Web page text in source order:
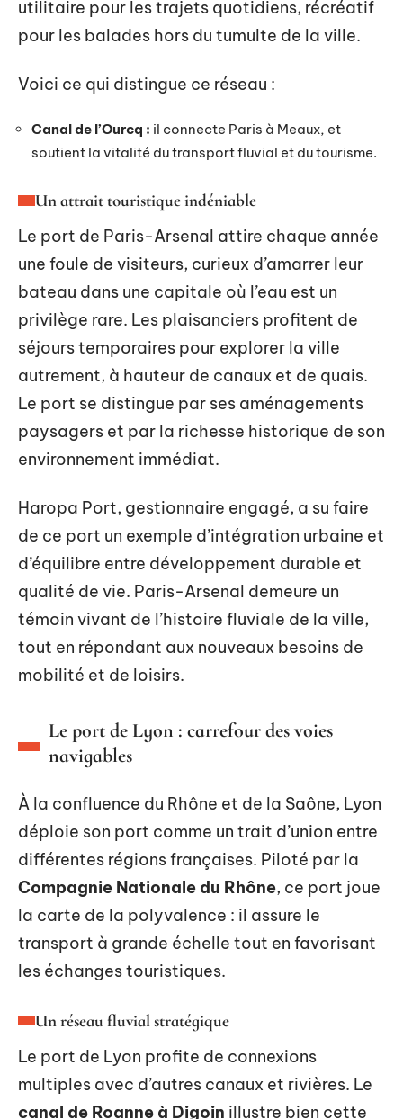
utilitaire pour les trajets quotidiens, récréatif
pour les balades hors du tumulte de la ville.
Voici ce qui distingue ce réseau :
Canal de l’Ourcq : il connecte Paris à Meaux, et
soutient la vitalité du transport fluvial et du tourisme.
Un attrait touristique indéniable
Le port de Paris-Arsenal attire chaque année
une foule de visiteurs, curieux d’amarrer leur
bateau dans une capitale où l’eau est un
privilège rare. Les plaisanciers profitent de
séjours temporaires pour explorer la ville
autrement, à hauteur de canaux et de quais.
Le port se distingue par ses aménagements
paysagers et par la richesse historique de son
environnement immédiat.
Haropa Port, gestionnaire engagé, a su faire
de ce port un exemple d’intégration urbaine et
d’équilibre entre développement durable et
qualité de vie. Paris-Arsenal demeure un
témoin vivant de l’histoire fluviale de la ville,
tout en répondant aux nouveaux besoins de
mobilité et de loisirs.
Le port de Lyon : carrefour des voies
navigables
À la confluence du Rhône et de la Saône, Lyon
déploie son port comme un trait d’union entre
différentes régions françaises. Piloté par la
Compagnie Nationale du Rhône, ce port joue
la carte de la polyvalence : il assure le
transport à grande échelle tout en favorisant
les échanges touristiques.
Un réseau fluvial stratégique
Le port de Lyon profite de connexions
multiples avec d’autres canaux et rivières. Le
canal de Roanne à Digoin illustre bien cette